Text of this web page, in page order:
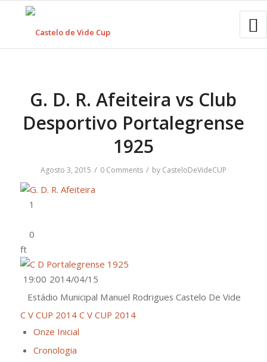
G. D. R. Afeiteira vs Club
Desportivo Portalegrense
1925
Agosto 3, 2015 / 0 Comments / by CasteloDeVideCUP
ft
2014/04/15
19:00
Estádio Municipal Manuel Rodrigues Castelo De Vide
C V CUP 2014 C V CUP 2014
Onze Inicial
Cronologia